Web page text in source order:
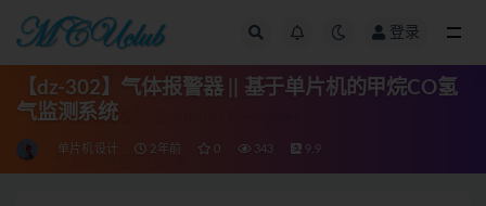
登录
【dz-302】气体报警器 || 基于单片机的甲烷CO氢
气监测系统
单片机设计 2年前 0 343 9.9